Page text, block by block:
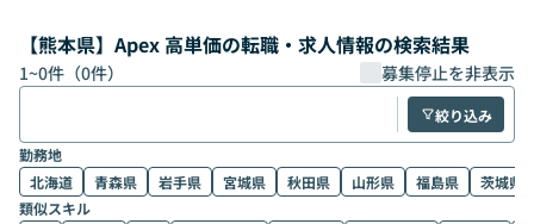
【熊本県】Apex 高単価の転職・求人情報の検索結果
1~0件（0件） 募集停止を非表示
絞り込み
勤務地
北海道
青森県 岩手県 宮城県 秋田県 山形県 福島県
茨城県
類似スキル